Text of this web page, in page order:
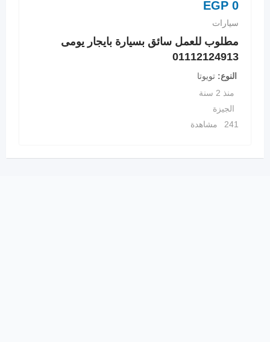
EGP 0
سيارات
مطلوب للعمل سائق بسيارة بايجار يومى
01112124913
النوع
تويوتا
منذ 2 سنة
الجيزة
241 مشاهدة